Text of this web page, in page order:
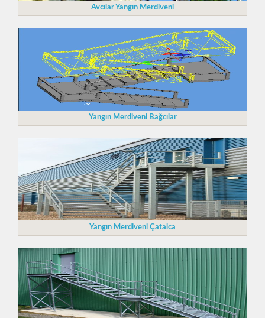
Avcılar Yangın Merdiveni
Yangın Merdiveni Bağcılar
Yangın Merdiveni Çatalca